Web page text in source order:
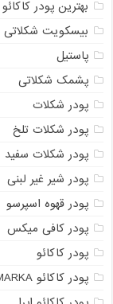
بهترین پودر کاکائو
بیسکویت شکلاتی
پاستیل
پشمک شکلاتی
پودر شکلات
پودر شکلات تلخ
پودر شکلات سفید
پودر شیر غیر لبنی
پودر قهوه اسپرسو
پودر کافی میکس
پودر کاکائو
پودر کاکائو ALTINMARKA